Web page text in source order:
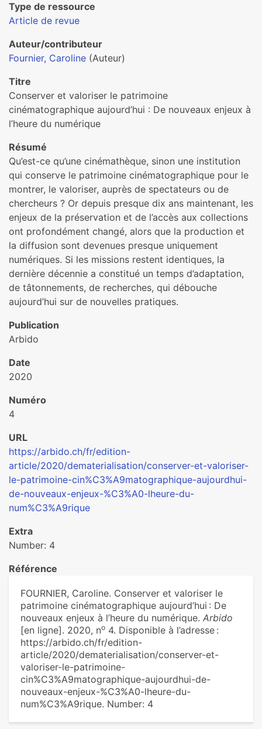
Type de ressource
Article de revue
Auteur/contributeur
Fournier, Caroline (Auteur)
Titre
Conserver et valoriser le patrimoine
cinématographique aujourd’hui : De nouveaux enjeux à
l’heure du numérique
Résumé
Qu’est-ce qu’une cinémathèque, sinon une institution
qui conserve le patrimoine cinématographique pour le
montrer, le valoriser, auprès de spectateurs ou de
chercheurs ? Or depuis presque dix ans maintenant, les
enjeux de la préservation et de l’accès aux collections
ont profondément changé, alors que la production et
la diffusion sont devenues presque uniquement
numériques. Si les missions restent identiques, la
dernière décennie a constitué un temps d’adaptation,
de tâtonnements, de recherches, qui débouche
aujourd’hui sur de nouvelles pratiques.
Publication
Arbido
Date
2020
Numéro
4
URL
https://arbido.ch/fr/edition-
article/2020/dematerialisation/conserver-et-valoriser-
le-patrimoine-cin%C3%A9matographique-aujourdhui-
de-nouveaux-enjeux-%C3%A0-lheure-du-
num%C3%A9rique
Extra
Number: 4
Référence
FOURNIER, Caroline. Conserver et valoriser le
patrimoine cinématographique aujourd’hui : De
nouveaux enjeux à l’heure du numérique. Arbido
[en ligne]. 2020, no 4. Disponible à l’adresse :
https://arbido.ch/fr/edition-
article/2020/dematerialisation/conserver-et-
valoriser-le-patrimoine-
cin%C3%A9matographique-aujourdhui-de-
nouveaux-enjeux-%C3%A0-lheure-du-
num%C3%A9rique. Number: 4